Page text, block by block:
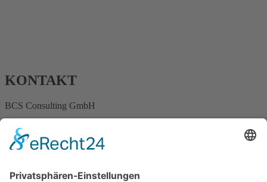
KONTAKT
BCS Consulting GmbH
Ostertorstraße 9
32312 Lübbecke